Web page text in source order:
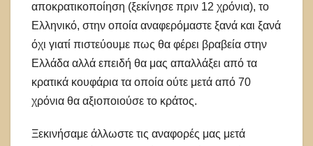
αποκρατικοποίηση (ξεκίνησε πριν 12 χρόνια), το
Ελληνικό, στην οποία αναφερόμαστε ξανά και ξανά
όχι γιατί πιστεύουμε πως θα φέρει βραβεία στην
Ελλάδα αλλά επειδή θα μας απαλλάξει από τα
κρατικά κουφάρια τα οποία ούτε μετά από 70
χρόνια θα αξιοποιούσε το κράτος.
Ξεκινήσαμε άλλωστε τις αναφορές μας μετά